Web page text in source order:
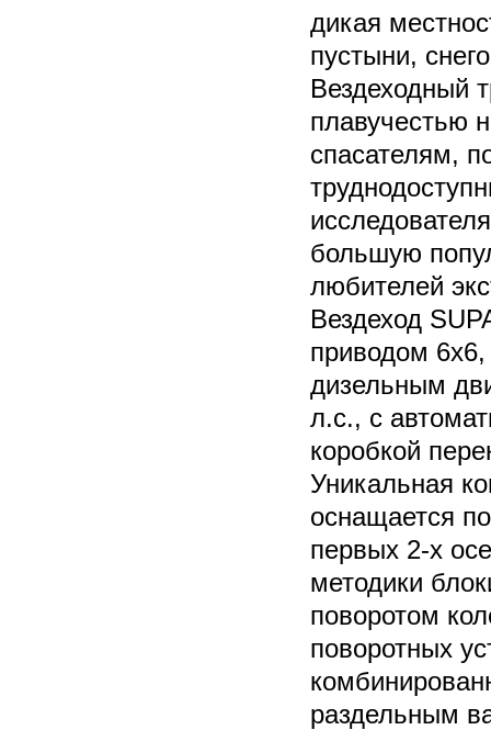
дикая
пустыни,
Вездеходный
плавучестью
спасателям,
большую
любителей
Вездеход
приводом
дизельным
л.с., с
коробкой
Уникальная
оснащается
первых 2-х
методики
поворотом
поворотных
раздельным